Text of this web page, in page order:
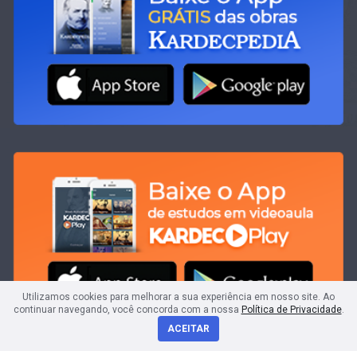
Utilizamos cookies para melhorar a sua experiência em nosso site. Ao
continuar navegando, você concorda com a nossa Política de Privacidade.
ACEITAR